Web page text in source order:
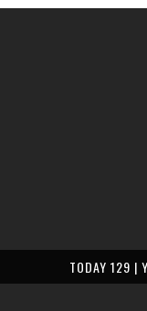
TODAY 129 |